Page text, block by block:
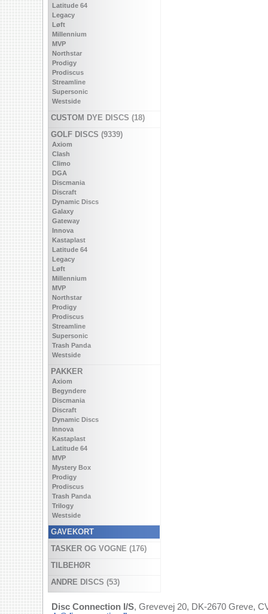
Latitude 64
Legacy
Løft
Millennium
MVP
Northstar
Prodigy
Prodiscus
Streamline
Supersonic
Westside
CUSTOM DYE DISCS (18)
GOLF DISCS (9339)
Axiom
Clash
Climo
DGA
Discmania
Discraft
Dynamic Discs
Galaxy
Gateway
Innova
Kastaplast
Latitude 64
Legacy
Løft
Millennium
MVP
Northstar
Prodigy
Prodiscus
Streamline
Supersonic
Trash Panda
Westside
PAKKER
Axiom
Begyndere
Discmania
Discraft
Dynamic Discs
Innova
Kastaplast
Latitude 64
MVP
Mystery Box
Prodigy
Prodiscus
Trash Panda
Trilogy
Westside
GAVEKORT
TASKER OG VOGNE (176)
TILBEHØR
ANDRE DISCS (53)
Disc Connection I/S, Grevevej 20, DK-2670 Greve,